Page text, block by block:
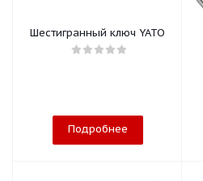
Шестигранный ключ YATO
Подробнее